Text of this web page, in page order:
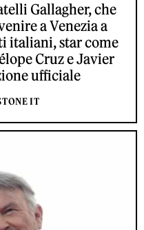
Gallagher, che
a Venezia a
italiani, star come
Cruz e Javier
ufficiale
IT